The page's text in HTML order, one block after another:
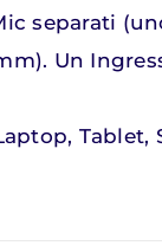
separati
Un
Tablet,